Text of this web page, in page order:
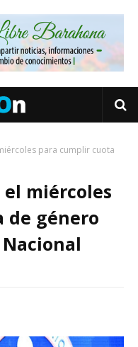
para cumplir cuota
el miércoles
de género